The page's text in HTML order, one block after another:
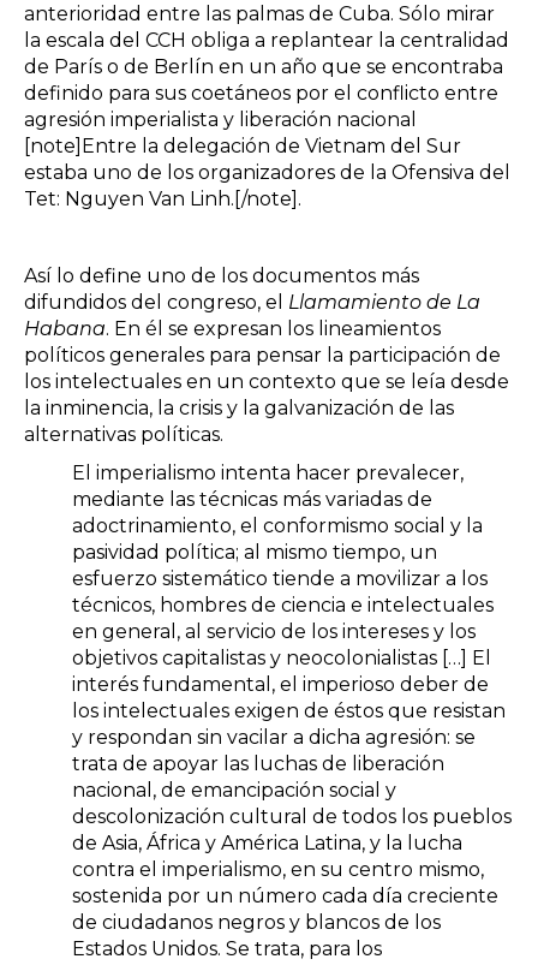
anterioridad entre las palmas de Cuba. Sólo mirar
la escala del CCH obliga a replantear la centralidad
de París o de Berlín en un año que se encontraba
definido para sus coetáneos por el conflicto entre
agresión imperialista y liberación nacional
[note]Entre la delegación de Vietnam del Sur
estaba uno de los organizadores de la Ofensiva del
Tet: Nguyen Van Linh.[/note].
Así lo define uno de los documentos más
difundidos del congreso, el Llamamiento de La
Habana. En él se expresan los lineamientos
políticos generales para pensar la participación de
los intelectuales en un contexto que se leía desde
la inminencia, la crisis y la galvanización de las
alternativas políticas.
El imperialismo intenta hacer prevalecer,
mediante las técnicas más variadas de
adoctrinamiento, el conformismo social y la
pasividad política; al mismo tiempo, un
esfuerzo sistemático tiende a movilizar a los
técnicos, hombres de ciencia e intelectuales
en general, al servicio de los intereses y los
objetivos capitalistas y neocolonialistas […] El
interés fundamental, el imperioso deber de
los intelectuales exigen de éstos que resistan
y respondan sin vacilar a dicha agresión: se
trata de apoyar las luchas de liberación
nacional, de emancipación social y
descolonización cultural de todos los pueblos
de Asia, África y América Latina, y la lucha
contra el imperialismo, en su centro mismo,
sostenida por un número cada día creciente
de ciudadanos negros y blancos de los
Estados Unidos. Se trata, para los